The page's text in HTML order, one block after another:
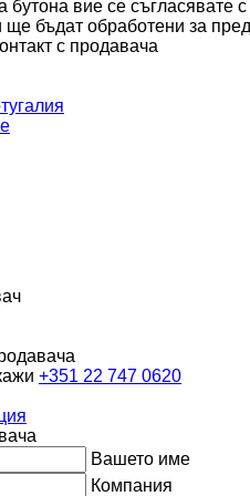
бутона вие се съгласявате
бъдат обработени за
с продавача
+351 22 747 0620
Вашето име
Компания